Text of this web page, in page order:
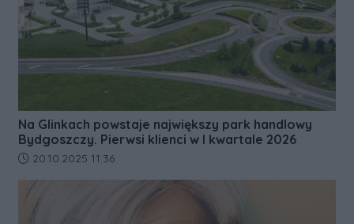
Na Glinkach powstaje największy park handlowy
Bydgoszczy. Pierwsi klienci w I kwartale 2026
Data dodania artykułu:
20.10.2025 11:36